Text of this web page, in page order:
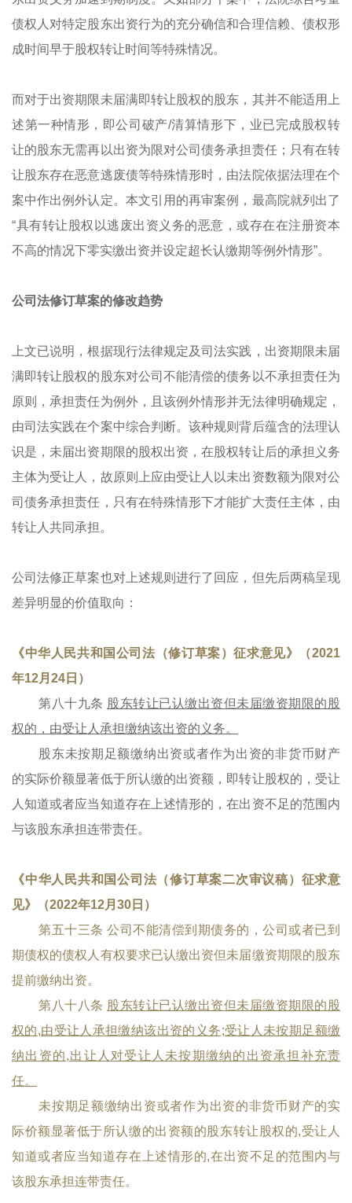
债权人对特定股东出资行为的充分确信和合理信赖、债权形
成时间早于股权转让时间等特殊情况。
而对于出资期限未届满即转让股权的股东，其并不能适用上
述第一种情形，即公司破产/清算情形下，业已完成股权转
让的股东无需再以出资为限对公司债务承担责任；只有在转
让股东存在恶意逃废债等特殊情形时，由法院依据法理在个
案中作出例外认定。本文引用的再审案例，最高院就列出了
“具有转让股权以逃废出资义务的恶意，或存在在注册资本
不高的情况下零实缴出资并设定超长认缴期等例外情形”。
公司法修订草案的修改趋势
上文已说明，根据现行法律规定及司法实践，出资期限未届
满即转让股权的股东对公司不能清偿的债务以不承担责任为
原则，承担责任为例外，且该例外情形并无法律明确规定，
由司法实践在个案中综合判断。该种规则背后蕴含的法理认
识是，未届出资期限的股权出资，在股权转让后的承担义务
主体为受让人，故原则上应由受让人以未出资数额为限对公
司债务承担责任，只有在特殊情形下才能扩大责任主体，由
转让人共同承担。
公司法修正草案也对上述规则进行了回应，但先后两稿呈现
差异明显的价值取向：
《中华人民共和国公司法（修订草案）征求意见》（2021
年12月24日）
第八十九条 股东转让已认缴出资但未届缴资期限的股
权的，由受让人承担缴纳该出资的义务。
股东未按期足额缴纳出资或者作为出资的非货币财产
的实际价额显著低于所认缴的出资额，即转让股权的，受让
人知道或者应当知道存在上述情形的，在出资不足的范围内
与该股东承担连带责任。
《中华人民共和国公司法（修订草案二次审议稿）征求意
见》（2022年12月30日）
第五十三条 公司不能清偿到期债务的，公司或者已到
期债权的债权人有权要求已认缴出资但未届缴资期限的股东
提前缴纳出资。
第八十八条 股东转让已认缴出资但未届缴资期限的股
权的,由受让人承担缴纳该出资的义务;受让人未按期足额缴
纳出资的,出让人对受让人未按期缴纳的出资承担补充责
任。
未按期足额缴纳出资或者作为出资的非货币财产的实
际价额显著低于所认缴的出资额的股东转让股权的,受让人
知道或者应当知道存在上述情形的,在出资不足的范围内与
该股东承担连带责任。